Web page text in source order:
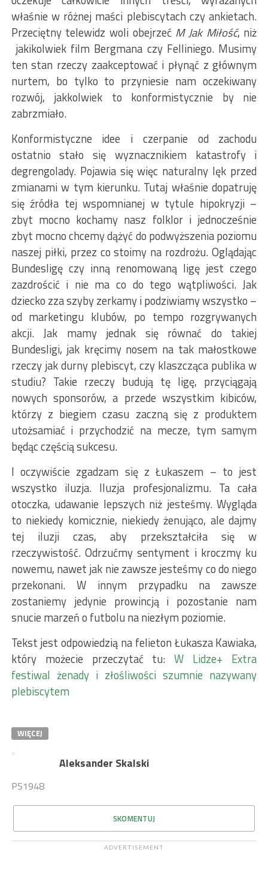
właśnie w różnej maści plebiscytach czy ankietach.
Przeciętny telewidz woli obejrzeć M Jak Miłość, niż
jakikolwiek film Bergmana czy Felliniego. Musimy
ten stan rzeczy zaakceptować i płynąć z głównym
nurtem, bo tylko to przyniesie nam oczekiwany
rozwój, jakkolwiek to konformistycznie by nie
zabrzmiało.
Konformistyczne idee i czerpanie od zachodu
ostatnio stało się wyznacznikiem katastrofy i
degrengolady. Pojawia się więc naturalny lęk przed
zmianami w tym kierunku. Tutaj właśnie dopatruję
się źródła tej wspomnianej w tytule hipokryzji –
zbyt mocno kochamy nasz folklor i jednocześnie
zbyt mocno chcemy dążyć do podwyższenia poziomu
naszej piłki, przez co stoimy na rozdrożu. Oglądając
Bundesligę czy inną renomowaną ligę jest czego
zazdrościć i nie ma co do tego wątpliwości. Jak
dziecko zza szyby zerkamy i podziwiamy wszystko –
od marketingu klubów, po tempo rozgrywanych
akcji. Jak mamy jednak się równać do takiej
Bundesligi, jak kręcimy nosem na tak małostkowe
rzeczy jak durny plebiscyt, czy klaszcząca publika w
studiu? Takie rzeczy budują tę ligę, przyciągają
nowych sponsorów, a przede wszystkim kibiców,
którzy z biegiem czasu zaczną się z produktem
utożsamiać i przychodzić na mecze, tym samym
będąc częścią sukcesu.
I oczywiście zgadzam się z Łukaszem – to jest
wszystko iluzja. Iluzja profesjonalizmu. Ta cała
otoczka, udawanie lepszych niż jesteśmy. Wygląda
to niekiedy komicznie, niekiedy żenująco, ale dajmy
tej iluzji czas, aby przekształciła się w
rzeczywistość. Odrzućmy sentyment i kroczmy ku
nowemu, nawet jak nie zawsze jesteśmy co do niego
przekonani. W innym przypadku na zawsze
zostaniemy jedynie prowincją i pozostanie nam
snucie marzeń o futbolu na niezłym poziomie.
Tekst jest odpowiedzią na felieton Łukasza Kawiaka,
który możecie przeczytać tu:W Lidze+ Extra
festiwal żenady i złośliwości szumnie nazywany
plebiscytem
WIĘCEJ
Aleksander Skalski
PS1948
SKOMENTUJ
ADVERTISEMENT